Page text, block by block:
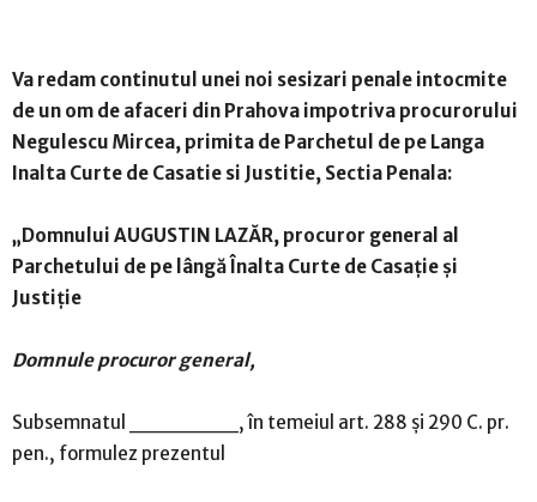
Va redam continutul unei noi sesizari penale intocmite
de un om de afaceri din Prahova impotriva procurorului
Negulescu Mircea, primita de Parchetul de pe Langa
Inalta Curte de Casatie si Justitie, Sectia Penala:
„Domnului AUGUSTIN LAZĂR, procuror general al
Parchetului de pe lângă Înalta Curte de Casaţie şi
Justiţie
Domnule procuror general,
Subsemnatul _______, în temeiul art. 288 şi 290 C. pr.
pen., formulez prezentul